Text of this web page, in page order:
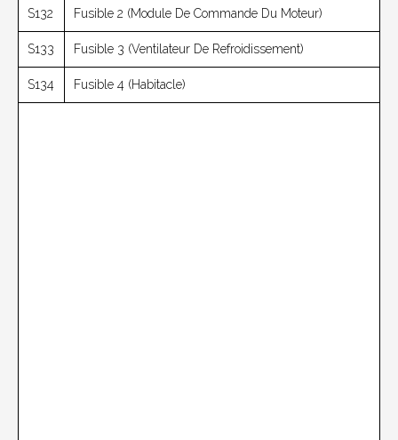
S132 Fusible 2 (module De Commande Du Moteur)
S133 Fusible 3 (ventilateur De Refroidissement)
S134 Fusible 4 (habitacle)